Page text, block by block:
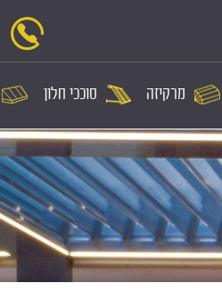
מרקיזה סוככי חלון